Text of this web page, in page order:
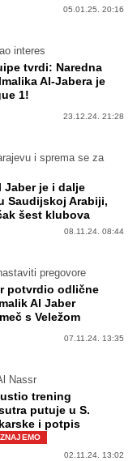
05.01.25. 20:16
interes
tvrdi: Naredna
Al-Jabera je
1!
23.12.24. 21:28
i sprema se za
Jaber je i dalje
Saudijskoj Arabiji,
šest klubova
08.11.24. 08:44
pregovore
potvrdio odlične
Al Jaber
s Veležom
07.11.24. 13:35
Nassr
trening
putuje u S.
i potpis
02.11.24. 13:02